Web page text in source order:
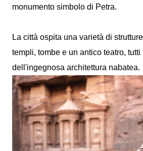
monumento simbolo di Petra.
La città ospita una varietà di
templi, tombe e un antico teatro, tutti
dell'ingegnosa architettura nabatea.